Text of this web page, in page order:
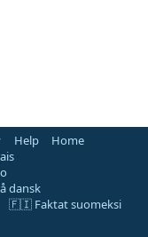
Help
Home
dansk
🇫🇮 Faktat suomeksi